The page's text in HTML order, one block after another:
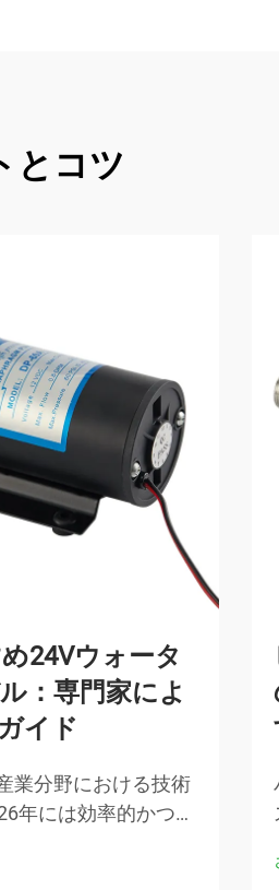
とコツ
24Vウォータ
：専門家によ
イド
業分野における技術
年には効率的かつ信
的に増加しました。